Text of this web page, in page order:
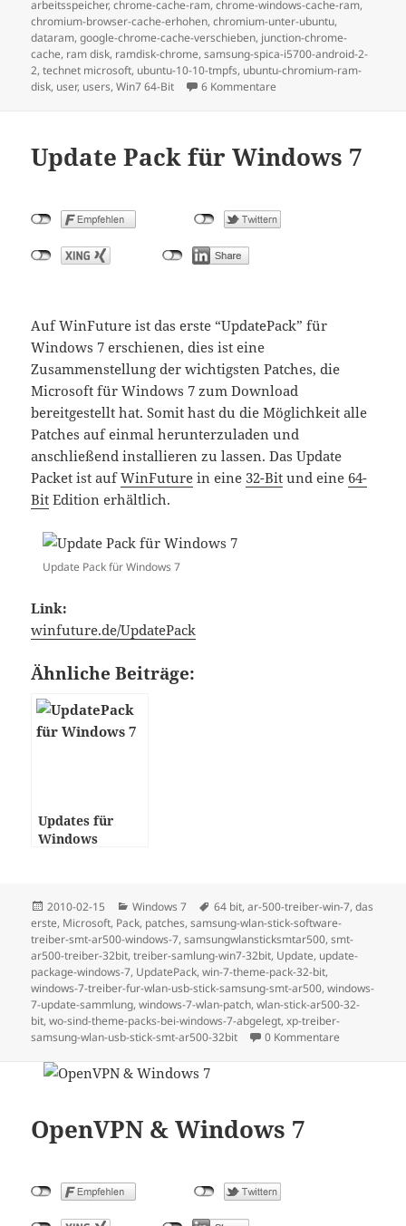
arbeitsspeicher,chrome-cache-ram,chrome-windows-cache-ram,
chromium-browser-cache-erhohen,chromium-unter-ubuntu,
dataram,google-chrome-cache-verschieben, junction-chrome-
cache, ram disk, ramdisk-chrome,samsung-spica-i5700-android-2-
2,technet microsoft, ubuntu-10-10-tmpfs, ubuntu-chromium-ram-
disk, user, users,Win7 64-Bit 6 Kommentare
Update Pack für Windows 7
Auf WinFuture ist das erste “UpdatePack” für
Windows 7 erschienen, dies ist eine
Zusammenstellung der wichtigsten Patches, die
Microsoft für Windows 7 zum Download
bereitgestellt hat. Somit hast du die Möglichkeit alle
Patches auf einmal herunterzuladen und
anschließend installieren zu lassen. Das Update
Packet ist aufWinFuture in eine 32-Bit und eine 64-
Bit Edition erhältlich.
Update Pack für Windows 7
Link:
winfuture.de/UpdatePack
Ähnliche Beiträge:
Updates für
Windows
Posted
on
2010-02-15 Categories
Windows 7 Tags
64 bit,ar-500-treiber-win-7,das
erste, Microsoft, Pack, patches,samsung-wlan-stick-software-
treiber-smt-ar500-windows-7,samsungwlansticksmtar500,smt-
ar500-treiber-32bit,treiber-samlung-win7-32bit, Update, update-
package-windows-7, UpdatePack,win-7-theme-pack-32-bit,
windows-7-treiber-fur-wlan-usb-stick-samsung-smt-ar500,windows-
7-update-sammlung,windows-7-wlan-patch,wlan-stick-ar500-32-
bit,wo-sind-theme-packs-bei-windows-7-abgelegt,xp-treiber-
samsung-wlan-usb-stick-smt-ar500-32bit
0 Kommentare
OpenVPN & Windows 7